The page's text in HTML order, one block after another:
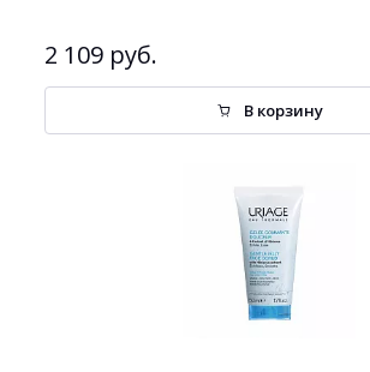
2 109 руб.
В корзину